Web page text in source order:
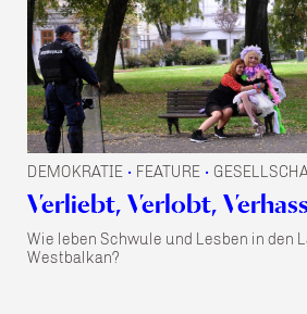
DEMOKRATIE • FEATURE •
Verliebt, Verlobt,
Wie leben Schwule und Lesben in den
Westbalkan?